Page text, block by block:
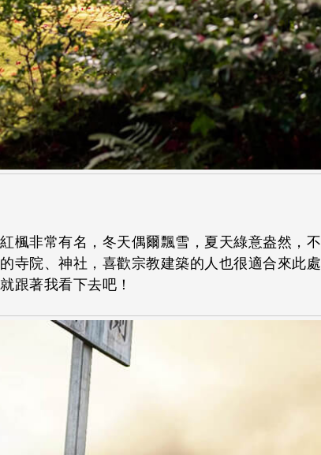
楓非常有名，冬天偶爾飄雪，夏天綠意盎然，
寺院、神社，喜歡宗教建築的人也很適合來此處
跟著我看下去吧！